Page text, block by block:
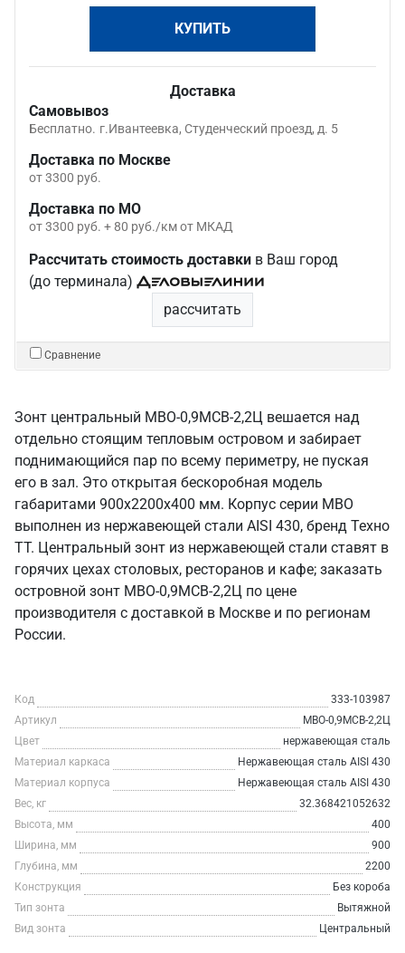
КУПИТЬ
Доставка
Самовывоз
Бесплатно. г.Ивантеевка, Студенческий проезд, д. 5
Доставка по Москве
от 3300 руб.
Доставка по МО
от 3300 руб. + 80 руб./км от МКАД
Рассчитать стоимость доставки в Ваш город
(до терминала)
рассчитать
Сравнение
Зонт центральный МВО-0,9МСВ-2,2Ц вешается над
отдельно стоящим тепловым островом и забирает
поднимающийся пар по всему периметру, не пуская
его в зал. Это открытая бескоробная модель
габаритами 900х2200х400 мм. Корпус серии МВО
выполнен из нержавеющей стали AISI 430, бренд Техно
ТТ. Центральный зонт из нержавеющей стали ставят в
горячих цехах столовых, ресторанов и кафе; заказать
островной зонт МВО-0,9МСВ-2,2Ц по цене
производителя с доставкой в Москве и по регионам
России.
Код
333-103987
Артикул
МВО-0,9МСВ-2,2Ц
Цвет
нержавеющая сталь
Материал каркаса
Нержавеющая сталь AISI 430
Материал корпуса
Нержавеющая сталь AISI 430
Вес, кг
32.368421052632
Высота, мм
400
Ширина, мм
900
Глубина, мм
2200
Конструкция
Без короба
Тип зонта
Вытяжной
Вид зонта
Центральный